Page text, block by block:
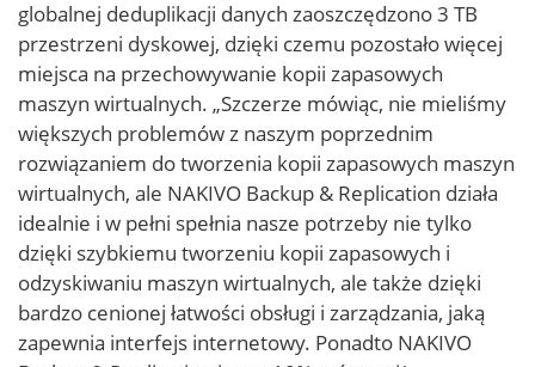
globalnej deduplikacji danych zaoszczędzono 3 TB
przestrzeni dyskowej, dzięki czemu pozostało więcej
miejsca na przechowywanie kopii zapasowych
maszyn wirtualnych. „Szczerze mówiąc, nie mieliśmy
większych problemów z naszym poprzednim
rozwiązaniem do tworzenia kopii zapasowych maszyn
wirtualnych, ale NAKIVO Backup & Replication działa
idealnie i w pełni spełnia nasze potrzeby nie tylko
dzięki szybkiemu tworzeniu kopii zapasowych i
odzyskiwaniu maszyn wirtualnych, ale także dzięki
bardzo cenionej łatwości obsługi i zarządzania, jaką
zapewnia interfejs internetowy. Ponadto NAKIVO